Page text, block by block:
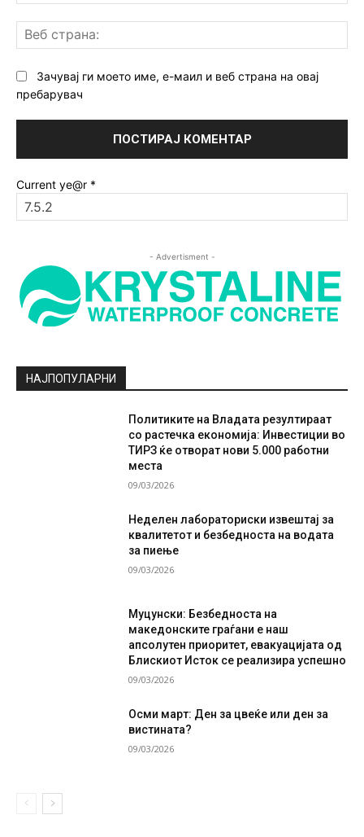
Зачувај ги моето име, е-маил и веб страна на овај
пребарувач
Current ye@r *
- Advertisment -
НАЈПОПУЛАРНИ
Политиките на Владата резултираат
со растечка економија: Инвестиции во
ТИРЗ ќе отворат нови 5.000 работни
места
09/03/2026
Неделен лабораториски извештај за
квалитетот и безбедноста на водата
за пиење
09/03/2026
Муцунски: Безбедноста на
македонските граѓани е наш
апсолутен приоритет, евакуацијата од
Блискиот Исток се реализира успешно
09/03/2026
Осми март: Ден за цвеќе или ден за
вистината?
09/03/2026